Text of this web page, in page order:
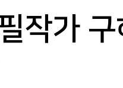
작가 구